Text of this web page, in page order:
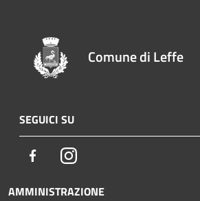
Comune di Leffe
SEGUICI SU
FacebookInstagram
AMMINISTRAZIONE